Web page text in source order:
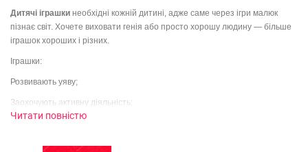
Дитячі іграшки необхідні кожній дитині, адже саме через ігри малюк
пізнає світ. Хочете виховати генія або просто хорошу людину — більше
іграшок хороших і різних.
Іграшки:
Розвивають уяву;
Заохочують активну діяльність;
Об'єднують діточок одного віку, надаючи тим самим позитивне значення
Читати повністю